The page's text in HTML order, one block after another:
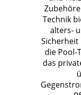
Technik
alters-
Sicherheit
die Pool-
das